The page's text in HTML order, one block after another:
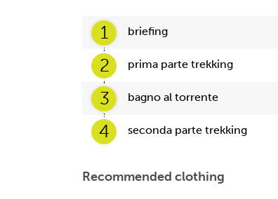
1 briefing
2 prima parte trekking
3 bagno al torrente
4 seconda parte trekking
Recommended clothing